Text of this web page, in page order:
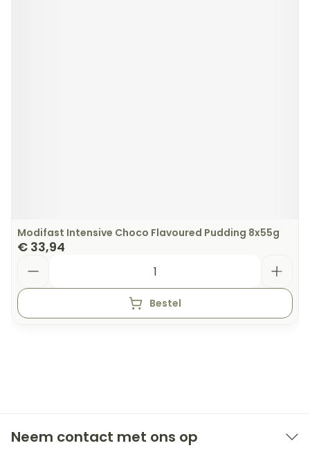
Modifast Intensive Choco Flavoured Pudding 8x55g
€ 33,94
Bestel
Neem contact met ons op